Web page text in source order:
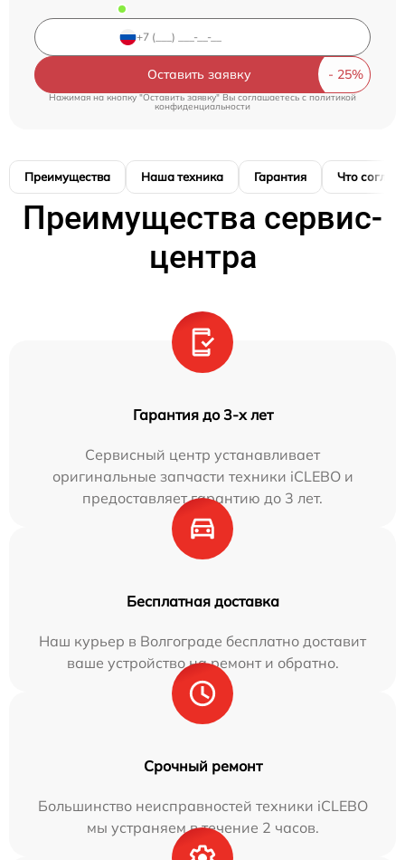
Оставить заявку
Нажимая на кнопку "Оставить заявку" Вы соглашаетесь cполитикой
конфиденциальности
Преимущества Наша техника Гарантия Что
Преимущества сервис-
центра
Гарантия до 3-х лет
Сервисный центр устанавливает
оригинальные запчасти техники iCLEBO и
предоставляет гарантию до 3 лет.
Бесплатная доставка
Наш курьер в Волгограде бесплатно доставит
ваше устройство на ремонт и обратно.
Срочный ремонт
Большинство неисправностей техники iCLEBO
мы устраняем в течение 2 часов.